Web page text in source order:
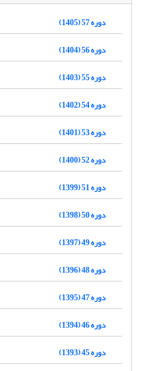
دوره 57 (1405)
دوره 56 (1404)
دوره 55 (1403)
دوره 54 (1402)
دوره 53 (1401)
دوره 52 (1400)
دوره 51 (1399)
دوره 50 (1398)
دوره 49 (1397)
دوره 48 (1396)
دوره 47 (1395)
دوره 46 (1394)
دوره 45 (1393)